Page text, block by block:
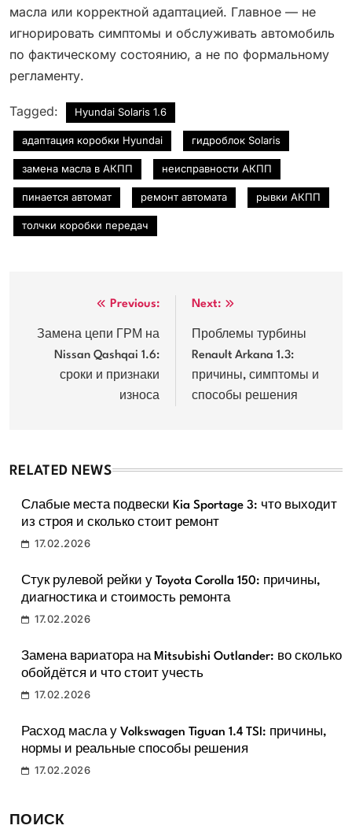
масла или корректной адаптацией. Главное — не
игнорировать симптомы и обслуживать автомобиль
по фактическому состоянию, а не по формальному
регламенту.
Tagged: Hyundai Solaris 1.6
адаптация коробки Hyundai гидроблок Solaris
замена масла в АКПП неисправности АКПП
пинается автомат ремонт автомата рывки АКПП
толчки коробки передач
Навигация
по
записям
Previous:
Замена цепи ГРМ на
Nissan Qashqai 1.6:
сроки и признаки
износа
Next:
Проблемы турбины
Renault Arkana 1.3:
причины, симптомы и
способы решения
RELATED NEWS
Слабые места подвески Kia Sportage 3: что выходит
из строя и сколько стоит ремонт
17.02.2026
Стук рулевой рейки у Toyota Corolla 150: причины,
диагностика и стоимость ремонта
17.02.2026
Замена вариатора на Mitsubishi Outlander: во сколько
обойдётся и что стоит учесть
17.02.2026
Расход масла у Volkswagen Tiguan 1.4 TSI: причины,
нормы и реальные способы решения
17.02.2026
ПОИСК